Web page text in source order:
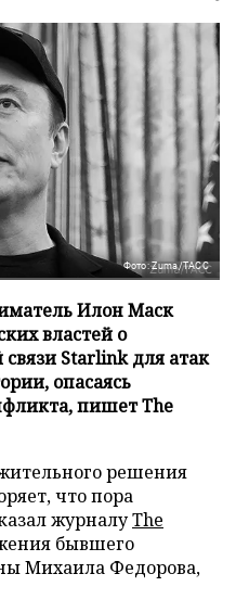
Фото: Zuma/ТАСС
Илон Маск
властей о
Starlink для атак
опасаясь
пишет The
решения
что пора
журналуThe
бывшего
Михаила Федорова,